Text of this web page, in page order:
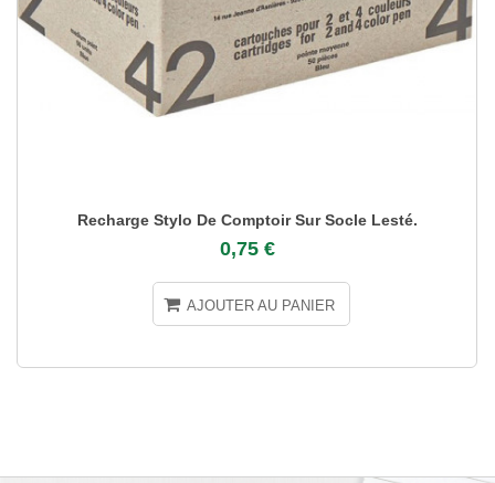
Recharge Stylo De Comptoir Sur Socle Lesté.
0,75 €
AJOUTER AU PANIER